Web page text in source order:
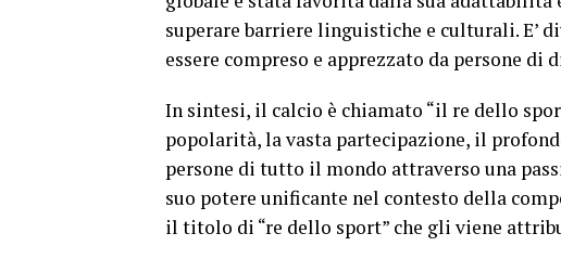
superare barriere linguistiche e culturali. E’
essere compreso e apprezzato da persone di
In sintesi, il calcio è chiamato “il re dello
popolarità, la vasta partecipazione, il
persone di tutto il mondo attraverso una
suo potere unificante nel contesto della
il titolo di “re dello sport” che gli viene